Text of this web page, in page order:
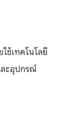
ช้เทคโนโลยี
ละอุปกรณ์